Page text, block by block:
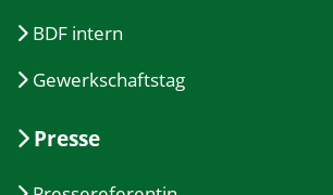
BDF intern
Gewerkschaftstag
Presse